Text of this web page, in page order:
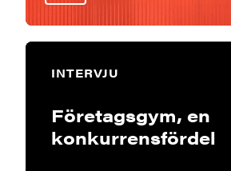
INTERVJU
Företagsgym, en
konkurrensfördel